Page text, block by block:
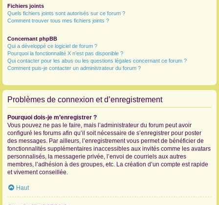
Fichiers joints
Quels fichiers joints sont autorisés sur ce forum ?
Comment trouver tous mes fichiers joints ?
Concernant phpBB
Qui a développé ce logiciel de forum ?
Pourquoi la fonctionnalité X n’est pas disponible ?
Qui contacter pour les abus ou les questions légales concernant ce forum ?
Comment puis-je contacter un administrateur du forum ?
Problèmes de connexion et d’enregistrement
Pourquoi dois-je m’enregistrer ?
Vous pouvez ne pas le faire, mais l’administrateur du forum peut avoir
configuré les forums afin qu’il soit nécessaire de s’enregistrer pour poster
des messages. Par ailleurs, l’enregistrement vous permet de bénéficier de
fonctionnalités supplémentaires inaccessibles aux invités comme les avatars
personnalisés, la messagerie privée, l’envoi de courriels aux autres
membres, l’adhésion à des groupes, etc. La création d’un compte est rapide
et vivement conseillée.
Haut